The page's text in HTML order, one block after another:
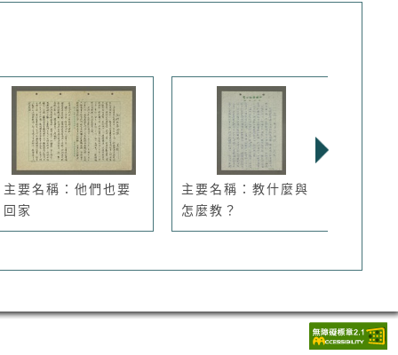
主要名稱：他們也要
回家
主要名稱：教什麼與
怎麼教？